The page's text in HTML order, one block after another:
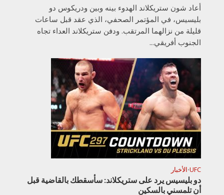
أعاد شون ستريكلاند الهدوء بينه وبين ودريكوس دو
بليسيس، في المؤتمر الصحفي، الذي عقد قبل ساعات
قليلة من نزالهما المرتقب. ودفن ستريكلاند العداء تجاه
الجنوب أفريقي...
UFC
•الأخبار
دو بليسيس يرد على ستريكلاند: سأسقطك بالقاضية قبل
أن تلمسني بالسكين